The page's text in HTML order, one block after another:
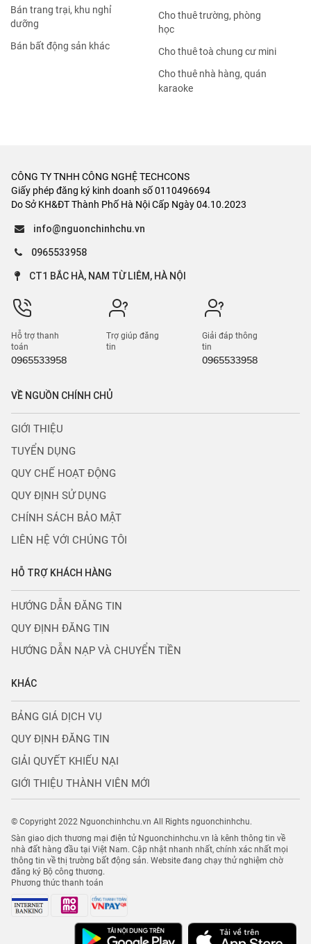
Bán trang trại, khu nghỉ
dưỡng
Bán bất động sản khác
Cho thuê trường, phòng
học
Cho thuê toà chung cư mini
Cho thuê nhà hàng, quán
karaoke
CÔNG TY TNHH CÔNG NGHỆ TECHCONS
Giấy phép đăng ký kinh doanh số 0110496694
Do Sở KH&ĐT Thành Phố Hà Nội Cấp Ngày 04.10.2023
info@nguonchinhchu.vn
0965533958
CT1 BẮC HÀ, NAM TỪ LIÊM, HÀ NỘI
Hỗ trợ thanh
toán
0965533958
Trợ giúp đăng
tin
Giải đáp thông
tin
0965533958
VỀ NGUỒN CHÍNH CHỦ
GIỚI THIỆU
TUYỂN DỤNG
QUY CHẾ HOẠT ĐỘNG
QUY ĐỊNH SỬ DỤNG
CHÍNH SÁCH BẢO MẬT
LIÊN HỆ VỚI CHÚNG TÔI
HỖ TRỢ KHÁCH HÀNG
HƯỚNG DẪN ĐĂNG TIN
QUY ĐỊNH ĐĂNG TIN
HƯỚNG DẪN NẠP VÀ CHUYỂN TIỀN
KHÁC
BẢNG GIÁ DỊCH VỤ
QUY ĐỊNH ĐĂNG TIN
GIẢI QUYẾT KHIẾU NẠI
GIỚI THIỆU THÀNH VIÊN MỚI
© Copyright 2022 Nguonchinhchu.vn All Rights nguonchinhchu.
Sàn giao dịch thương mại điện tử Nguonchinhchu.vn là kênh thông tin về
nhà đất hàng đầu tại Việt Nam. Cập nhật nhanh nhất, chính xác nhất mọi
thông tin về thị trường bất động sản. Website đang chạy thử nghiệm chờ
đăng ký Bộ công thương.
Phương thức thanh toán